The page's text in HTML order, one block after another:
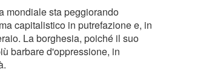
mondiale sta peggiorando
capitalistico in putrefazione e, in
La borghesia, poiché il suo
barbare d'oppressione, in